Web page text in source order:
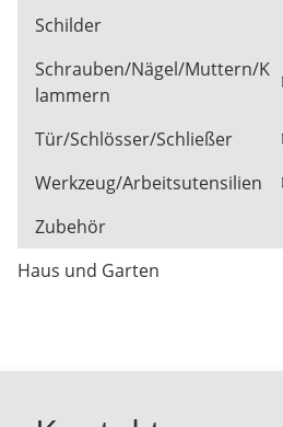
Schilder
Schrauben/Nägel/Muttern/K
lammern
Tür/Schlösser/Schließer
Werkzeug/Arbeitsutensilien
Zubehör
Haus und Garten